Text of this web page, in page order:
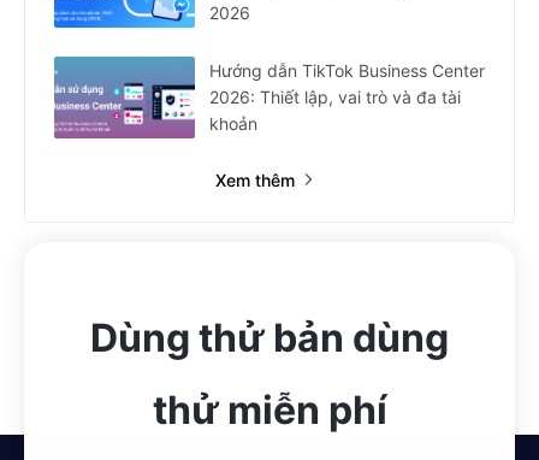
2026
Hướng dẫn TikTok Business Center
2026: Thiết lập, vai trò và đa tài
khoản
Xem thêm
Dùng thử bản dùng
thử miễn phí